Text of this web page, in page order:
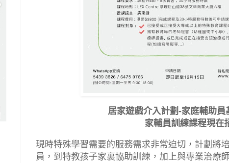
居家遊戲介入計劃-家庭輔助員
家輔員訓練課程現在
現時特殊學習需要的服務需求非常迫切，計劃將
員，到特教孩子家裏協助訓練，加上與專業治療